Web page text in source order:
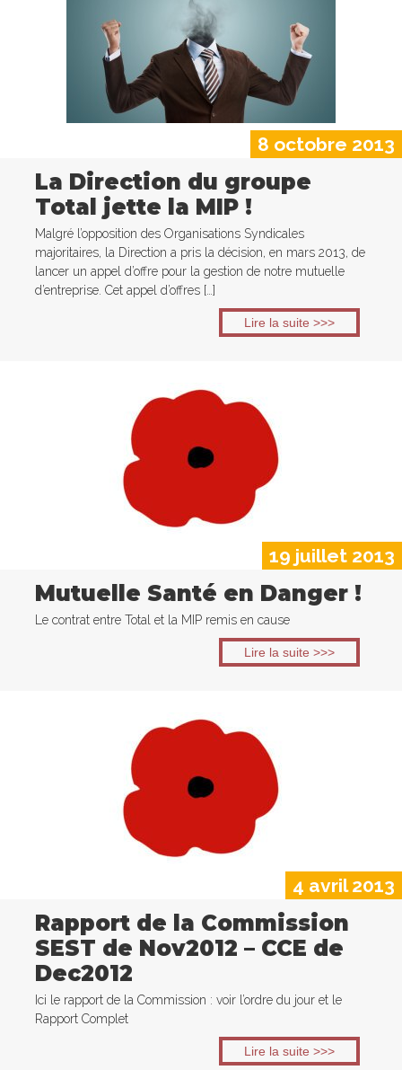
8 octobre 2013
La Direction du groupe
Total jette la MIP !
Malgré l’opposition des Organisations Syndicales
majoritaires, la Direction a pris la décision, en mars 2013, de
lancer un appel d’offre pour la gestion de notre mutuelle
d’entreprise. Cet appel d’offres […]
Lire la suite >>>
19 juillet 2013
Mutuelle Santé en Danger !
Le contrat entre Total et la MIP remis en cause
Lire la suite >>>
4 avril 2013
Rapport de la Commission
SEST de Nov2012 – CCE de
Dec2012
Ici le rapport de la Commission : voir l’ordre du jour et le
Rapport Complet
Lire la suite >>>